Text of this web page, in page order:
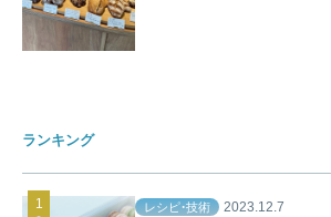
ランキング
レシピ・技術 2023.12.7